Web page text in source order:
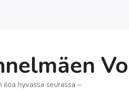
iloa hyvässä seurassa –